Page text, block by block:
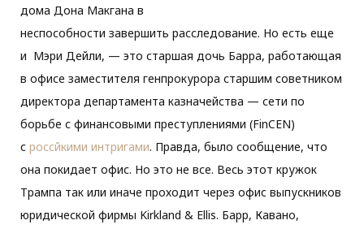
дома Дона Макгана в
неспособности завершить расследование. Но есть еще
и Мэри Дейли, — это старшая дочь Барра, работающая
в офисе заместителя генпрокурора старшим советником
директора департамента казначейства — сети по
борьбе с финансовыми преступлениями (FinCEN)
с россйкими интригами. Правда, было сообщение, что
она покидает офис. Но это не все. Весь этот кружок
Трампа так или иначе проходит через офис выпускников
юридической фирмы Kirkland & Ellis. Барр, Кавано,